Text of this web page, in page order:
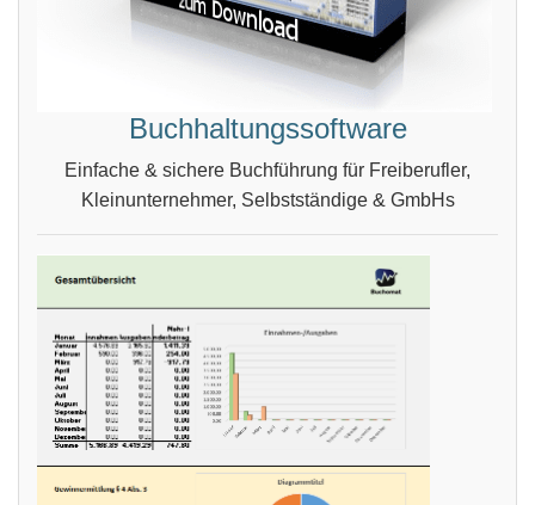
Buchhaltungssoftware
Einfache & sichere Buchführung für Freiberufler,
Kleinunternehmer, Selbstständige & GmbHs